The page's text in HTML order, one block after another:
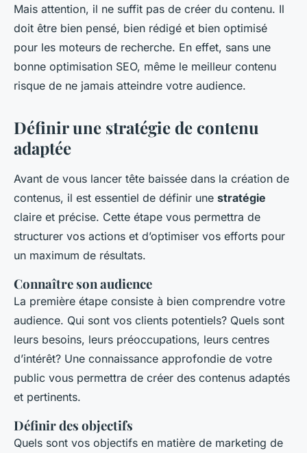
Mais attention, il ne suffit pas de créer du contenu. Il
doit être bien pensé, bien rédigé et bien optimisé
pour les moteurs de recherche. En effet, sans une
bonne optimisation SEO, même le meilleur contenu
risque de ne jamais atteindre votre audience.
Définir une stratégie de contenu
adaptée
Avant de vous lancer tête baissée dans la création de
contenus, il est essentiel de définir une stratégie
claire et précise. Cette étape vous permettra de
structurer vos actions et d’optimiser vos efforts pour
un maximum de résultats.
Connaître son audience
La première étape consiste à bien comprendre votre
audience. Qui sont vos clients potentiels? Quels sont
leurs besoins, leurs préoccupations, leurs centres
d’intérêt? Une connaissance approfondie de votre
public vous permettra de créer des contenus adaptés
et pertinents.
Définir des objectifs
Quels sont vos objectifs en matière de marketing de